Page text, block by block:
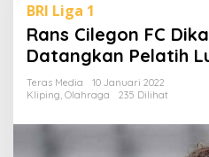
s
C
i
e
o
BRI Liga 1
Rans Cilegon FC
Datangkan Pelatih
Teras Media
10 Januari 2022
Kliping, Olahraga 235 Dilihat